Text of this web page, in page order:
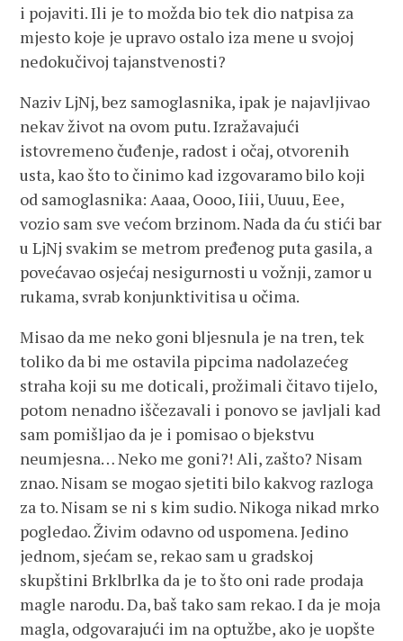
i pojaviti. Ili je to možda bio tek dio natpisa za
mjesto koje je upravo ostalo iza mene u svojoj
nedokučivoj tajanstvenosti?
Naziv LjNj, bez samoglasnika, ipak je najavljivao
nekav život na ovom putu. Izražavajući
istovremeno čuđenje, radost i očaj, otvorenih
usta, kao što to činimo kad izgovaramo bilo koji
od samoglasnika: Aaaa, Oooo, Iiii, Uuuu, Eee,
vozio sam sve većom brzinom. Nada da ću stići bar
u LjNj svakim se metrom pređenog puta gasila, a
povećavao osjećaj nesigurnosti u vožnji, zamor u
rukama, svrab konjunktivitisa u očima.
Misao da me neko goni bljesnula je na tren, tek
toliko da bi me ostavila pipcima nadolazećeg
straha koji su me doticali, prožimali čitavo tijelo,
potom nenadno iščezavali i ponovo se javljali kad
sam pomišljao da je i pomisao o bjekstvu
neumjesna… Neko me goni?! Ali, zašto? Nisam
znao. Nisam se mogao sjetiti bilo kakvog razloga
za to. Nisam se ni s kim sudio. Nikoga nikad mrko
pogledao. Živim odavno od uspomena. Jedino
jednom, sjećam se, rekao sam u gradskoj
skupštini Brklbrlka da je to što oni rade prodaja
magle narodu. Da, baš tako sam rekao. I da je moja
magla, odgovarajući im na optužbe, ako je uopšte